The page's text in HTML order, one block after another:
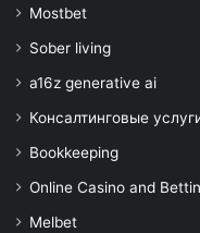
Mostbet
Sober living
a16z generative ai
Консалтинговые
Bookkeeping
Online Casino and
Melbet